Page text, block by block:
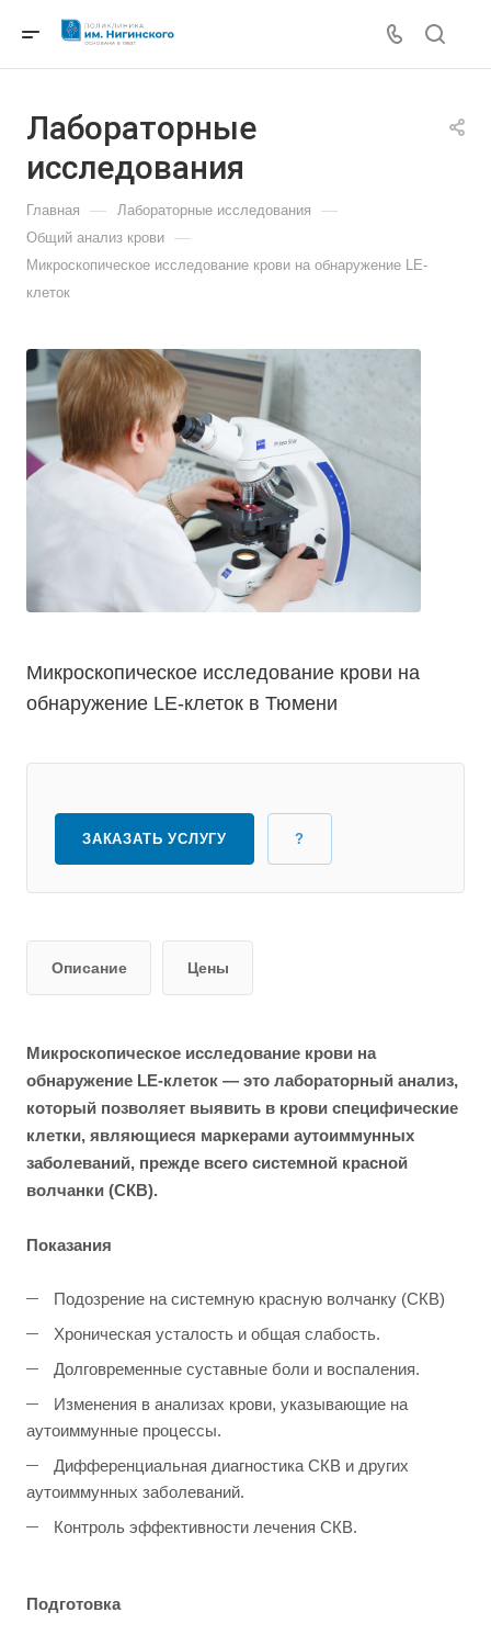
Лабораторные
исследования
Главная — Лабораторные исследования —
Общий анализ крови —
Микроскопическое исследование крови на обнаружение LE-
клеток
Микроскопическое исследование крови на
обнаружение LE-клеток в Тюмени
ЗАКАЗАТЬ УСЛУГУ ?
Описание Цены
Микроскопическое исследование крови на
обнаружение LE-клеток — это лабораторный анализ,
который позволяет выявить в крови специфические
клетки, являющиеся маркерами аутоиммунных
заболеваний, прежде всего системной красной
волчанки (СКВ).
Показания
Подозрение на системную красную волчанку (СКВ)
Хроническая усталость и общая слабость.
Долговременные суставные боли и воспаления.
Изменения в анализах крови, указывающие на
аутоиммунные процессы.
Дифференциальная диагностика СКВ и других
аутоиммунных заболеваний.
Контроль эффективности лечения СКВ.
Подготовка